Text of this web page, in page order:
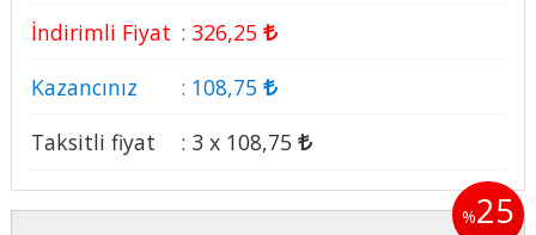
İndirimli Fiyat : 326,25
Kazancınız
: 108,75
Taksitli fiyat
: 3 x 108,75
%25